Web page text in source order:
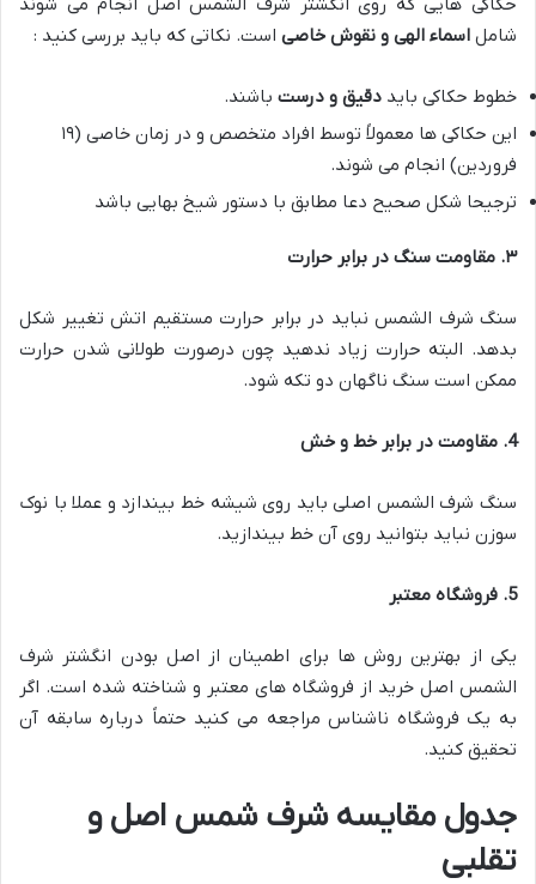
شامل اسماء الهی و نقوش خاصی است. نکاتی که باید بررسی کنید :
خطوط حکاکی باید دقیق و درست باشند.
این حکاکی ها معمولاً توسط افراد متخصص و در زمان خاصی (۱۹
فروردین) انجام می شوند.
ترجیحا شکل صحیح دعا مطابق با دستور شیخ بهایی باشد
۳. مقاومت سنگ در برابر حرارت
سنگ شرف الشمس نباید در برابر حرارت مستقیم اتش تغییر شکل
بدهد. البته حرارت زیاد ندهید چون درصورت طولانی شدن حرارت
ممکن است سنگ ناگهان دو تکه شود.
4
. مقاومت در برابر خط و خش
سنگ شرف الشمس اصلی باید روی شیشه خط بیندازد و عملا با نوک
سوزن نباید بتوانید روی آن خط بیندازید.
5
. فروشگاه معتبر
یکی از بهترین روش ها برای اطمینان از اصل بودن انگشتر شرف
الشمس اصل خرید از فروشگاه های معتبر و شناخته شده است. اگر
به یک فروشگاه ناشناس مراجعه می کنید حتماً درباره سابقه آن
تحقیق کنید.
جدول مقایسه شرف شمس اصل و
تقلبی